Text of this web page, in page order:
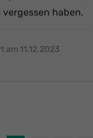
haben.
am 11.12.2023